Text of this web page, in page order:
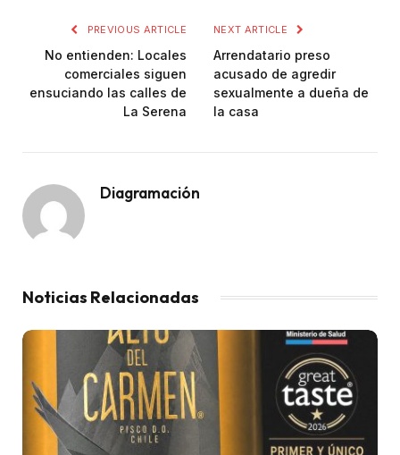
PREVIOUS ARTICLE
No entienden: Locales
comerciales siguen
ensuciando las calles de
La Serena
NEXT ARTICLE
Arrendatario preso
acusado de agredir
sexualmente a dueña de
la casa
Diagramación
Noticias Relacionadas